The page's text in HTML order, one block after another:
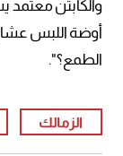
والكابتن معتمد
أوضة اللبس
الطمع؟".
الزمالك